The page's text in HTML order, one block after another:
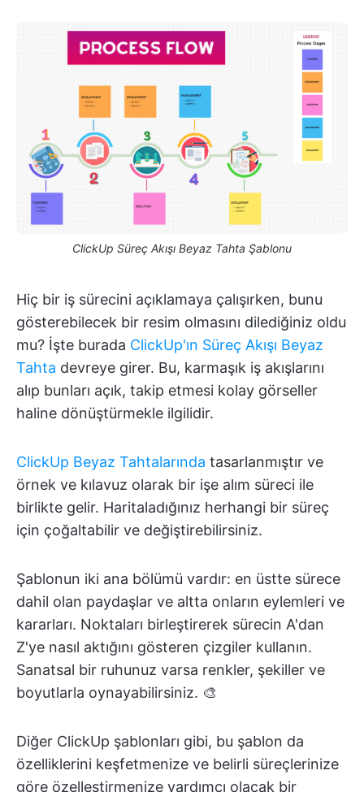
ClickUp Süreç Akışı Beyaz Tahta Şablonu
Hiç bir iş sürecini açıklamaya çalışırken, bunu
gösterebilecek bir resim olmasını dilediğiniz oldu
mu? İşte burada ClickUp'ın Süreç Akışı Beyaz
Tahta devreye girer. Bu, karmaşık iş akışlarını
alıp bunları açık, takip etmesi kolay görseller
haline dönüştürmekle ilgilidir.
ClickUp Beyaz Tahtalarında tasarlanmıştır ve
örnek ve kılavuz olarak bir işe alım süreci ile
birlikte gelir. Haritaladığınız herhangi bir süreç
için çoğaltabilir ve değiştirebilirsiniz.
Şablonun iki ana bölümü vardır: en üstte sürece
dahil olan paydaşlar ve altta onların eylemleri ve
kararları. Noktaları birleştirerek sürecin A'dan
Z'ye nasıl aktığını gösteren çizgiler kullanın.
Sanatsal bir ruhunuz varsa renkler, şekiller ve
boyutlarla oynayabilirsiniz. 🎨
Diğer ClickUp şablonları gibi, bu şablon da
özelliklerini keşfetmenize ve belirli süreçlerinize
göre özelleştirmenize yardımcı olacak bir